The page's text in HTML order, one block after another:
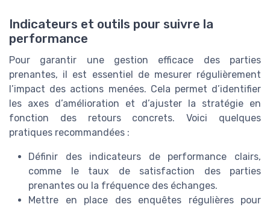
Indicateurs et outils pour suivre la
performance
Pour garantir une gestion efficace des parties
prenantes, il est essentiel de mesurer régulièrement
l’impact des actions menées. Cela permet d’identifier
les axes d’amélioration et d’ajuster la stratégie en
fonction des retours concrets. Voici quelques
pratiques recommandées :
Définir des indicateurs de performance clairs,
comme le taux de satisfaction des parties
prenantes ou la fréquence des échanges.
Mettre en place des enquêtes régulières pour